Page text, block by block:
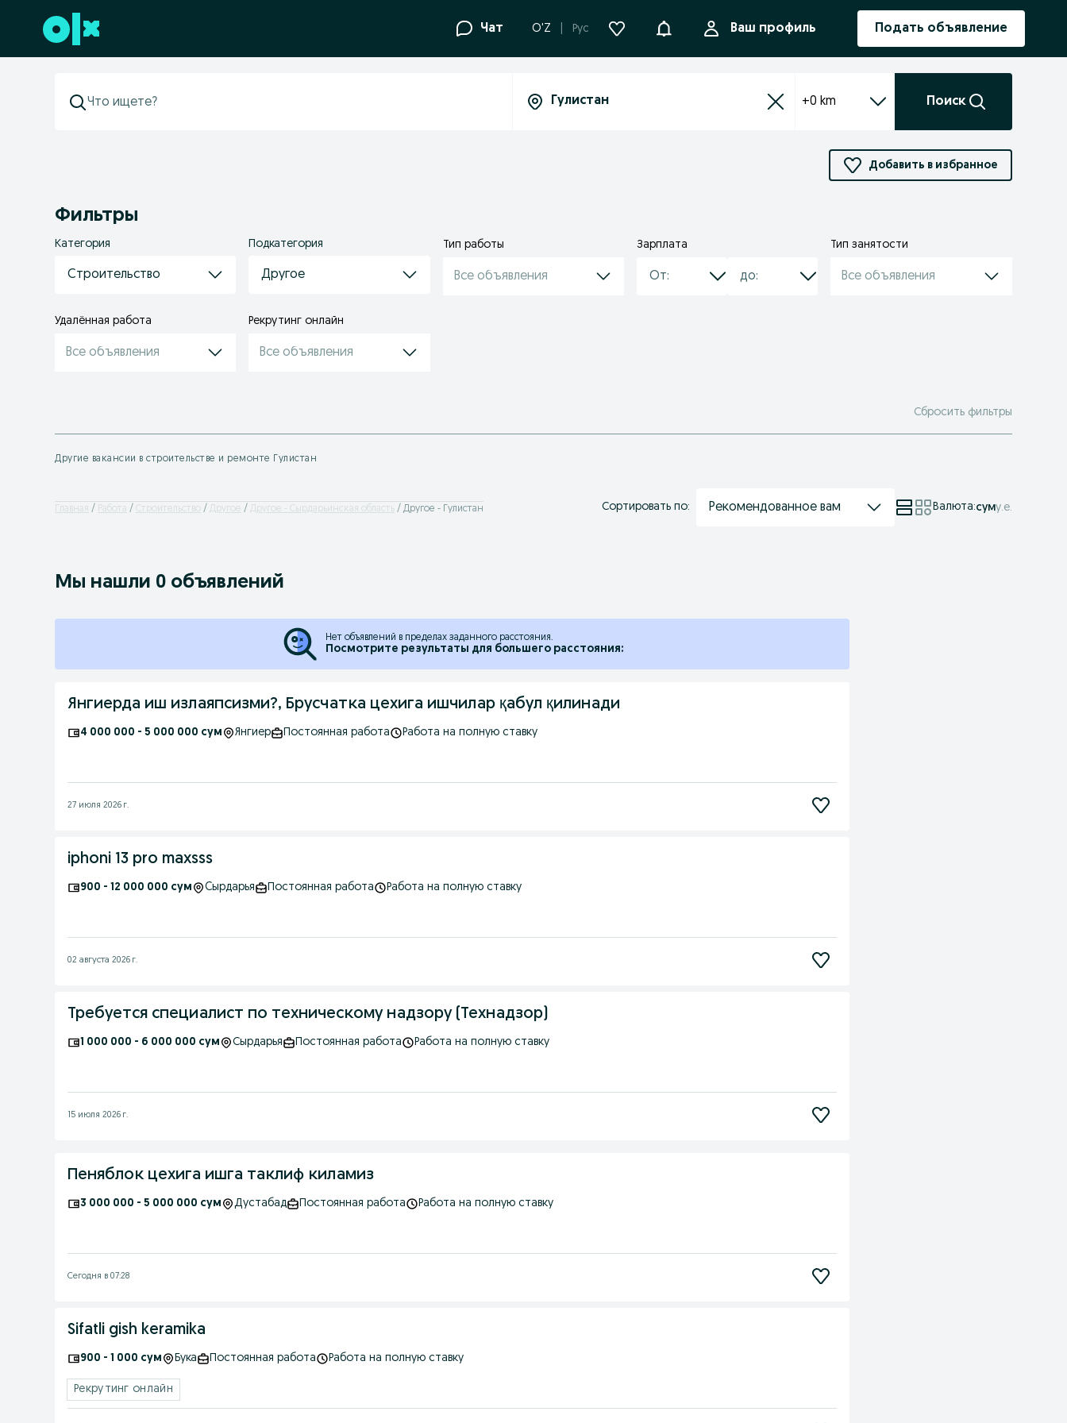
Перейти к нижнему колонтитулу Чат O'Z Рус УведомленияВаш профиль Подать объявление
+0 km Поиск
Добавить в избранное
Фильтры
Категория
Строительство
Подкатегория
Другое
Тип работы
Все объявления
Зарплата Тип занятости
Все объявления
Удалённая работа
Все объявления
Рекрутинг онлайн
Все объявления
Сбросить фильтры
Другие вакансии в строительстве и ремонте Гулистан
Главная Работа Строительство Другое Другое - Сырдарьинская область Другое - Гулистан Сортировать по: Рекомендованное вам Валюта:суму.е.
Мы нашли 0 объявлений
Нет объявлений в пределах заданного расстояния.
Посмотрите результаты для большего расстояния:
Янгиерда иш излаяпсизми?, Брусчатка цехига ишчилар қабул қилинади
4 000 000 - 5 000 000 сум Янгиер Постоянная работа Работа на полную ставку
27 июля 2026 г.
iphoni 13 pro maxsss
900 - 12 000 000 сум Cырдарья Постоянная работа Работа на полную ставку
02 августа 2026 г.
Требуется специалист по техническому надзору (Технадзор)
1 000 000 - 6 000 000 сум Сырдарья Постоянная работа Работа на полную ставку
15 июля 2026 г.
Пеняблок цехига ишга таклиф киламиз
3 000 000 - 5 000 000 сум Дустабад Постоянная работа Работа на полную ставку
Сегодня в 07:28
Sifatli gish keramika
900 - 1 000 сум Бука Постоянная работа Работа на полную ставку
Рекрутинг онлайн